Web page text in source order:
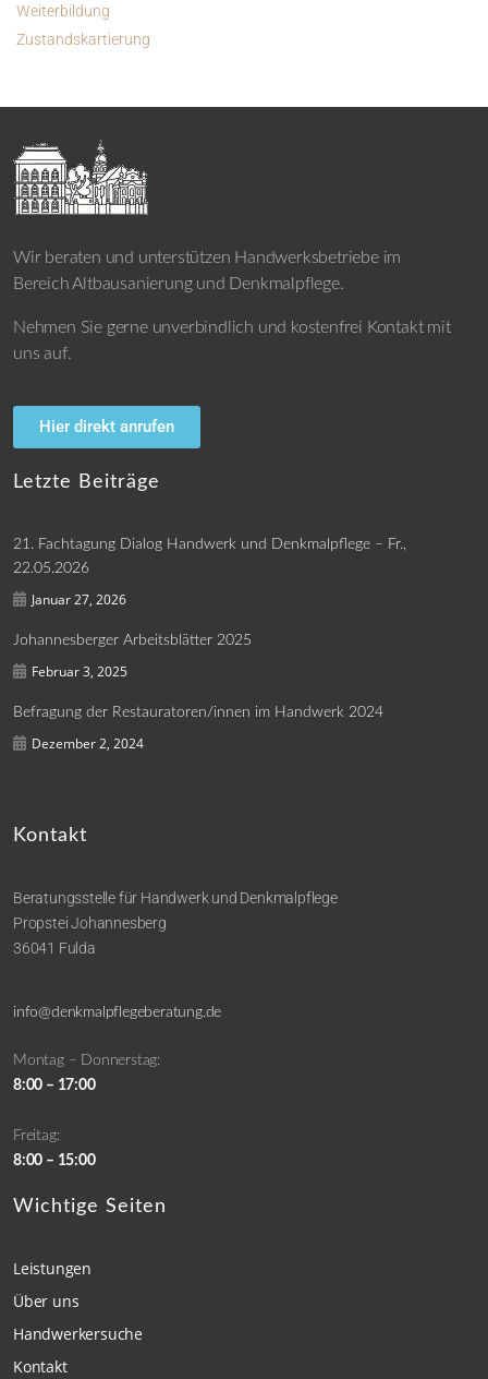
Weiterbildung
Zustandskartierung
Wir beraten und unterstützen Handwerksbetriebe im
Bereich Altbausanierung und Denkmalpflege.
Nehmen Sie gerne unverbindlich und kostenfrei Kontakt mit
uns auf.
Hier direkt anrufen
Letzte Beiträge
21. Fachtagung Dialog Handwerk und Denkmalpflege – Fr.,
22.05.2026
Januar 27, 2026
Johannesberger Arbeitsblätter 2025
Februar 3, 2025
Befragung der Restauratoren/innen im Handwerk 2024
Dezember 2, 2024
Kontakt
Beratungsstelle für Handwerk und Denkmalpflege
Propstei Johannesberg
36041 Fulda
info@denkmalpflegeberatung.de
Montag – Donnerstag:
8:00 – 17:00
Freitag:
8:00 – 15:00
Wichtige Seiten
Leistungen
Über uns
Handwerkersuche
Kontakt